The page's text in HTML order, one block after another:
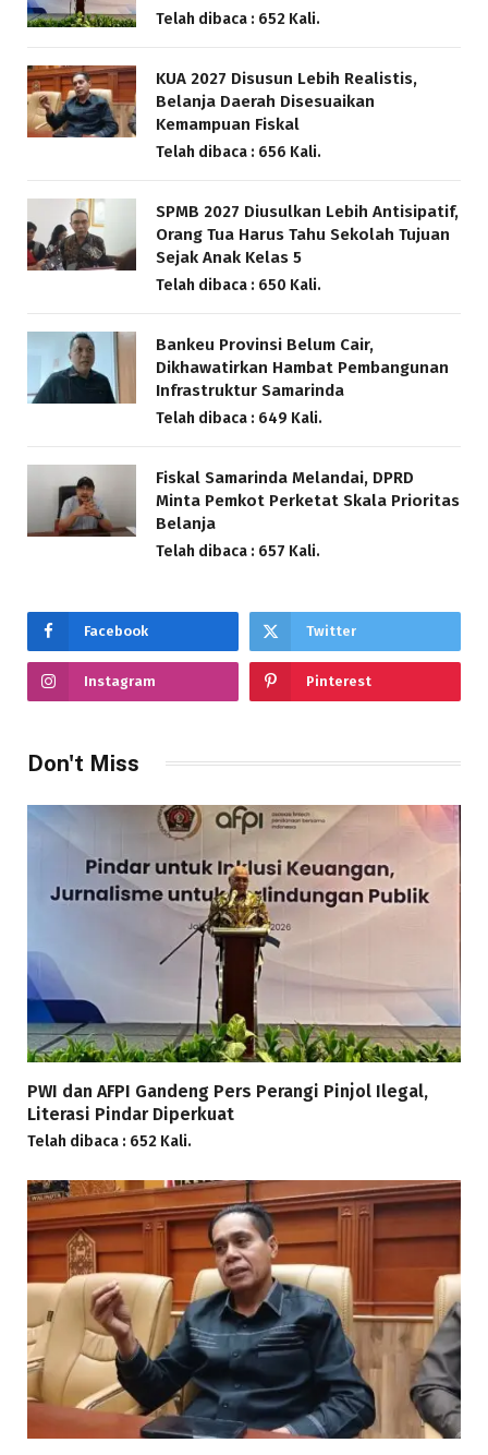
Telah dibaca : 652 Kali.
KUA 2027 Disusun Lebih Realistis,
Belanja Daerah Disesuaikan
Kemampuan Fiskal
Telah dibaca : 656 Kali.
SPMB 2027 Diusulkan Lebih Antisipatif,
Orang Tua Harus Tahu Sekolah Tujuan
Sejak Anak Kelas 5
Telah dibaca : 650 Kali.
Bankeu Provinsi Belum Cair,
Dikhawatirkan Hambat Pembangunan
Infrastruktur Samarinda
Telah dibaca : 649 Kali.
Fiskal Samarinda Melandai, DPRD
Minta Pemkot Perketat Skala Prioritas
Belanja
Telah dibaca : 657 Kali.
Facebook Twitter
Instagram Pinterest
Don't Miss
PWI dan AFPI Gandeng Pers Perangi Pinjol Ilegal,
Literasi Pindar Diperkuat
Telah dibaca : 652 Kali.